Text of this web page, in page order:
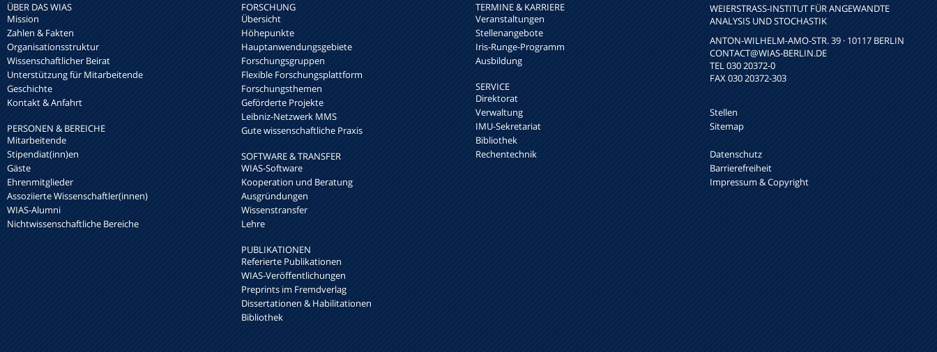
ÜBER DAS WIAS
Mission
Zahlen & Fakten
Organisationsstruktur
Wissenschaftlicher Beirat
Unterstützung für Mitarbeitende
Geschichte
Kontakt & Anfahrt
PERSONEN & BEREICHE
Mitarbeitende
Stipendiat(inn)en
Gäste
Ehrenmitglieder
Assoziierte Wissenschaftler(innen)
WIAS-Alumni
Nichtwissenschaftliche Bereiche
FORSCHUNG
Übersicht
Höhepunkte
Hauptanwendungsgebiete
Forschungsgruppen
Flexible Forschungsplattform
Forschungsthemen
Geförderte Projekte
Leibniz-Netzwerk MMS
Gute wissenschaftliche Praxis
SOFTWARE & TRANSFER
WIAS-Software
Kooperation und Beratung
Ausgründungen
Wissenstransfer
Lehre
PUBLIKATIONEN
Referierte Publikationen
WIAS-Veröffentlichungen
Preprints im Fremdverlag
Dissertationen & Habilitationen
Bibliothek
TERMINE & KARRIERE
Veranstaltungen
Stellenangebote
Iris-Runge-Programm
Ausbildung
SERVICE
Direktorat
Verwaltung
IMU-Sekretariat
Bibliothek
Rechentechnik
WEIERSTRASS-INSTITUT FÜR ANGEWANDTE A
NALYSIS UND STOCHASTIK
ANTON-WILHELM-AMO-STR. 39 · 10117 BERLIN
CONTACT@WIAS-BERLIN.DE
TEL 030 20372-0
FAX 030 20372-303
Stellen
Sitemap
Datenschutz
Barrierefreiheit
Impressum & Copyright